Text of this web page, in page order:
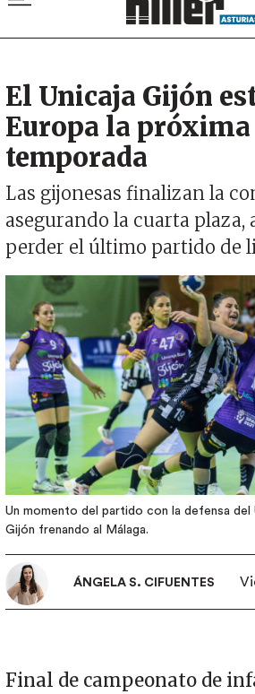
El Unicaja Gijón
Europa la próxima
temporada
Las gijonesas finalizan la
asegurando la cuarta plaza,
perder el último partido de
Imagen
Un momento del partido con la defensa del
Gijón frenando al Málaga.
ÁNGELA S. CIFUENTES
Final de campeonato de